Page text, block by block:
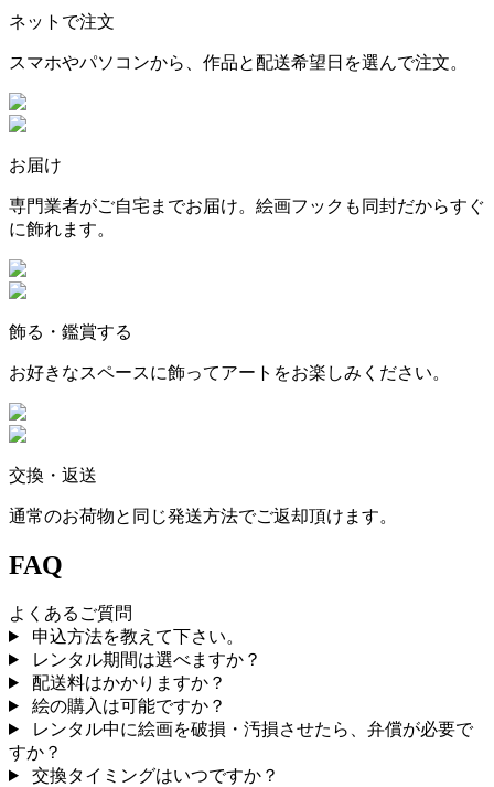
ネットで注文
スマホやパソコンから、作品と配送希望日を選んで注文。
お届け
専門業者がご自宅までお届け。絵画フックも同封だからすぐ
に飾れます。
飾る・鑑賞する
お好きなスペースに飾ってアートをお楽しみください。
交換・返送
通常のお荷物と同じ発送方法でご返却頂けます。
FAQ
よくあるご質問
申込方法を教えて下さい。
レンタル期間は選べますか？
配送料はかかりますか？
絵の購入は可能ですか？
レンタル中に絵画を破損・汚損させたら、弁償が必要で
すか？
交換タイミングはいつですか？